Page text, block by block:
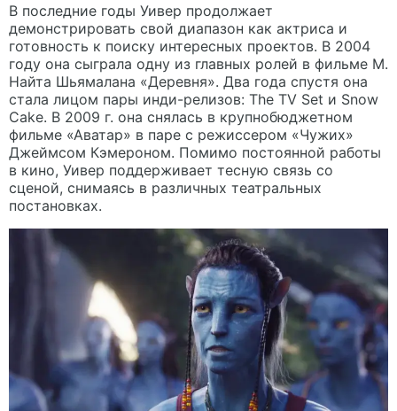
В последние годы Уивер продолжает
демонстрировать свой диапазон как актриса и
готовность к поиску интересных проектов. В 2004
году она сыграла одну из главных ролей в фильме М.
Найта Шьямалана «Деревня». Два года спустя она
стала лицом пары инди-релизов: The TV Set и Snow
Cake. В 2009 г. она снялась в крупнобюджетном
фильме «Аватар» в паре с режиссером «Чужих»
Джеймсом Кэмероном. Помимо постоянной работы
в кино, Уивер поддерживает тесную связь со
сценой, снимаясь в различных театральных
постановках.